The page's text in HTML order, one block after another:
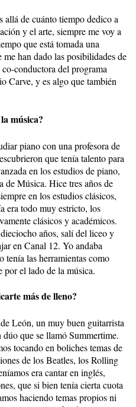
de cuánto tiempo dedico a
y el arte, siempre me voy a
que está tomada una
han dado las posibilidades de
conductora del programa
Carve, y es algo que también
música?
piano con una profesora de
que tenía talento para
en los estudios de piano,
de Música. Hice tres años de
en los estudios clásicos,
era todo muy estricto, los
clásicos y académicos.
años, salí del liceo y
en Canal 12. Yo andaba
tenía las herramientas como
por el lado de la música.
más de lleno?
León, un muy buen guitarrista
que se llamó Summertime.
tocando en boliches temas de
de los Beatles, los Rolling
era cantar en inglés,
que si bien tenía cierta cuota
haciendo temas propios ni